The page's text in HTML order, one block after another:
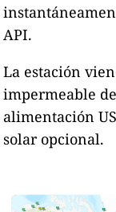
API.
La estación
impermeable
alimentación
solar opcional.